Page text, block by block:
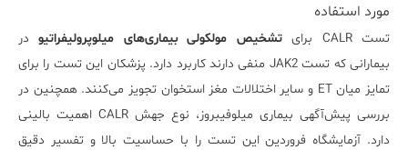
مورد استفاده
تست CALR برای تشخیص مولکولی بیماری‌های میلوپرولیفراتیودر
بیمارانی که تست JAK2 منفی دارند کاربرد دارد. پزشکان این تست را برای
تمایز میان ET و سایر اختلالات مغز استخوان تجویز می‌کنند. همچنین در
بررسی پیش‌آگهی بیماری میلوفیبروز، نوع جهش CALR اهمیت بالینی
دارد. آزمایشگاه فروردین این تست را با حساسیت بالا و تفسیر دقیق